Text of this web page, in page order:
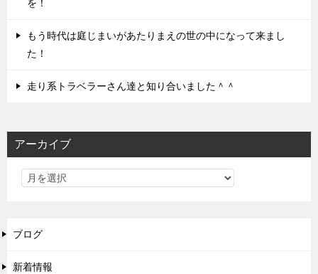
を！
もう時代は庭じまいがあたりまえの世の中になって来まし
た！
走り系トラベラーさん達と知り合いました＾＾
アーカイブ
ブログ
新着情報